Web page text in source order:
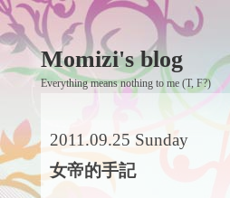
Momizi's blog
Everything means nothing to me (T, F?)
2011.09.25 Sunday
女帝的手記